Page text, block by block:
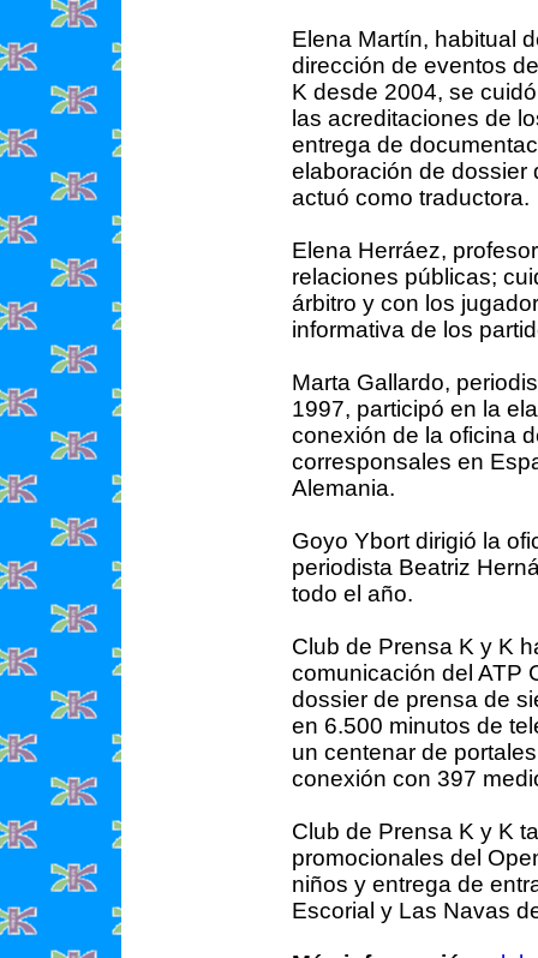
Elena Martín, habitual
dirección de eventos
K desde 2004, se
las acreditaciones de
entrega de
elaboración de dossier
actuó como traductora.
Elena Herráez,
relaciones públicas;
árbitro y con los
informativa de los
Marta Gallardo,
1997, participó en la
conexión de la oficina
corresponsales en
Alemania.
Goyo Ybort dirigió la
periodista Beatriz
todo el año.
Club de Prensa K y K
comunicación del ATP
dossier de prensa de
en 6.500 minutos de
un centenar de
conexión con 397
Club de Prensa K y K
promocionales del
niños y entrega de
Escorial y Las Navas